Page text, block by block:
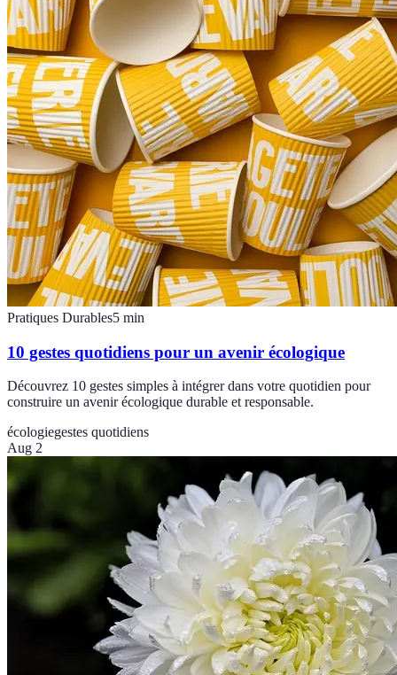
Pratiques Durables5 min
10 gestes quotidiens pour un avenir écologique
Découvrez 10 gestes simples à intégrer dans votre quotidien pour
construire un avenir écologique durable et responsable.
écologiegestes quotidiens
Aug 2